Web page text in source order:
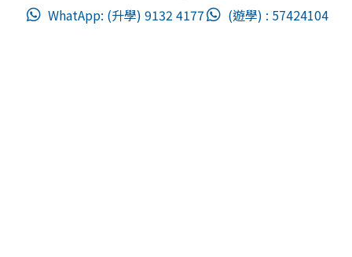
WhatApp: (升學) 9132 4177
(遊學) : 57424104